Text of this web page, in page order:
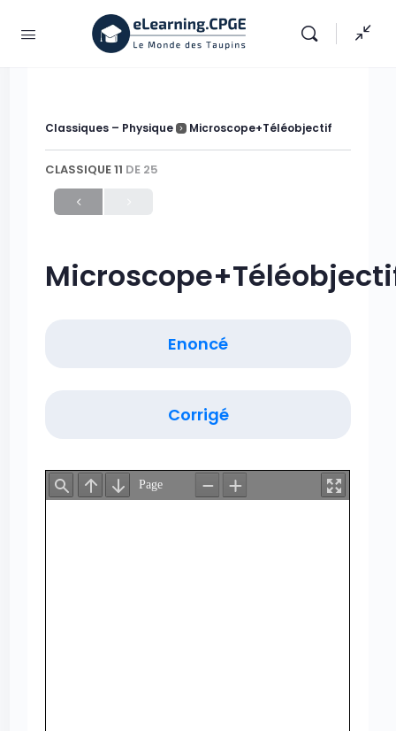
Classiques – Physique Microscope+Téléobjectif
CLASSIQUE 11 DE 25
Enoncé
Corrigé